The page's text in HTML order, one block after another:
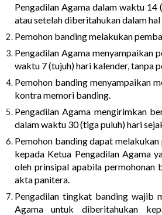
Pengadilan Agama dalam waktu 14
atau setelah diberitahukan dalam
Pemohon banding melakukan
Pengadilan Agama menyampaikan
waktu 7 (tujuh) hari kalender, tanpa
Pemohon banding menyampaikan
kontra memori banding.
Pengadilan Agama mengirimkan
dalam waktu 30 (tiga puluh) hari
Pemohon banding dapat
kepada Ketua Pengadilan Agama
oleh prinsipal apabila permohonan
akta panitera.
Pengadilan tingkat banding wajib
Agama untuk diberitahukan